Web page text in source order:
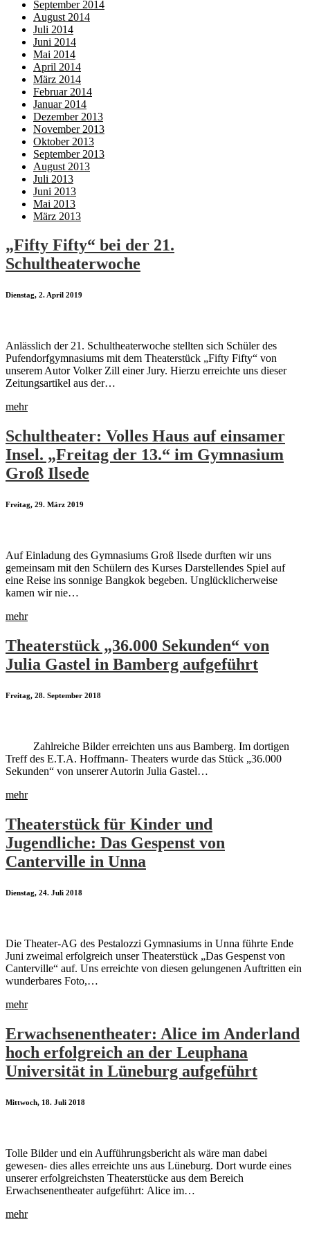
September 2014
August 2014
Juli 2014
Juni 2014
Mai 2014
April 2014
März 2014
Februar 2014
Januar 2014
Dezember 2013
November 2013
Oktober 2013
September 2013
August 2013
Juli 2013
Juni 2013
Mai 2013
März 2013
„Fifty Fifty“ bei der 21.
Schultheaterwoche
Dienstag, 2. April 2019
Anlässlich der 21. Schultheaterwoche stellten sich Schüler des
Pufendorfgymnasiums mit dem Theaterstück „Fifty Fifty“ von
unserem Autor Volker Zill einer Jury. Hierzu erreichte uns dieser
Zeitungsartikel aus der…
mehr
Schultheater: Volles Haus auf einsamer
Insel. „Freitag der 13.“ im Gymnasium
Groß Ilsede
Freitag, 29. März 2019
Auf Einladung des Gymnasiums Groß Ilsede durften wir uns
gemeinsam mit den Schülern des Kurses Darstellendes Spiel auf
eine Reise ins sonnige Bangkok begeben. Unglücklicherweise
kamen wir nie…
mehr
Theaterstück „36.000 Sekunden“ von
Julia Gastel in Bamberg aufgeführt
Freitag, 28. September 2018
Zahlreiche Bilder erreichten uns aus Bamberg. Im dortigen
Treff des E.T.A. Hoffmann- Theaters wurde das Stück „36.000
Sekunden“ von unserer Autorin Julia Gastel…
mehr
Theaterstück für Kinder und
Jugendliche: Das Gespenst von
Canterville in Unna
Dienstag, 24. Juli 2018
Die Theater-AG des Pestalozzi Gymnasiums in Unna führte Ende
Juni zweimal erfolgreich unser Theaterstück „Das Gespenst von
Canterville“ auf. Uns erreichte von diesen gelungenen Auftritten ein
wunderbares Foto,…
mehr
Erwachsenentheater: Alice im Anderland
hoch erfolgreich an der Leuphana
Universität in Lüneburg aufgeführt
Mittwoch, 18. Juli 2018
Tolle Bilder und ein Aufführungsbericht als wäre man dabei
gewesen- dies alles erreichte uns aus Lüneburg. Dort wurde eines
unserer erfolgreichsten Theaterstücke aus dem Bereich
Erwachsenentheater aufgeführt: Alice im…
mehr